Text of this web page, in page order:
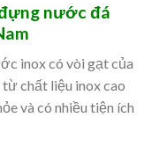
nước đá
inox có vòi gạt của
chất liệu inox cao
và có nhiều tiện ích